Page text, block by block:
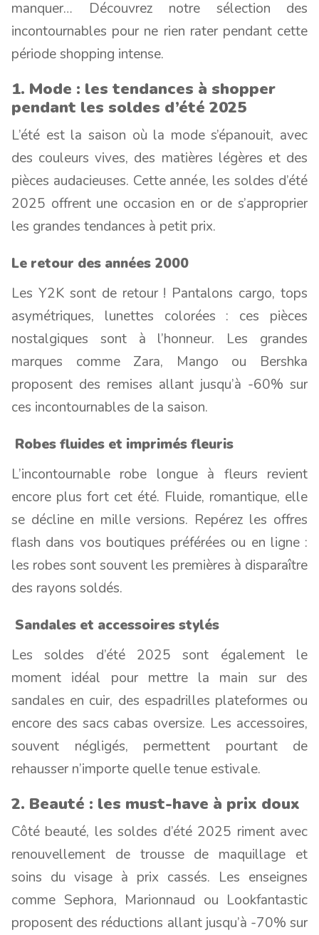
manquer… Découvrez notre sélection des
incontournables pour ne rien rater pendant cette
période shopping intense.
1. Mode : les tendances à shopper
pendant les soldes d’été 2025
L’été est la saison où la mode s’épanouit, avec
des couleurs vives, des matières légères et des
pièces audacieuses. Cette année, les soldes d’été
2025 offrent une occasion en or de s’approprier
les grandes tendances à petit prix.
Le retour des années 2000
Les Y2K sont de retour ! Pantalons cargo, tops
asymétriques, lunettes colorées : ces pièces
nostalgiques sont à l’honneur. Les grandes
marques comme Zara, Mango ou Bershka
proposent des remises allant jusqu’à -60% sur
ces incontournables de la saison.
Robes fluides et imprimés fleuris
L’incontournable robe longue à fleurs revient
encore plus fort cet été. Fluide, romantique, elle
se décline en mille versions. Repérez les offres
flash dans vos boutiques préférées ou en ligne :
les robes sont souvent les premières à disparaître
des rayons soldés.
Sandales et accessoires stylés
Les soldes d’été 2025 sont également le
moment idéal pour mettre la main sur des
sandales en cuir, des espadrilles plateformes ou
encore des sacs cabas oversize. Les accessoires,
souvent négligés, permettent pourtant de
rehausser n’importe quelle tenue estivale.
2. Beauté : les must-have à prix doux
Côté beauté, les soldes d’été 2025 riment avec
renouvellement de trousse de maquillage et
soins du visage à prix cassés. Les enseignes
comme Sephora, Marionnaud ou Lookfantastic
proposent des réductions allant jusqu’à -70% sur